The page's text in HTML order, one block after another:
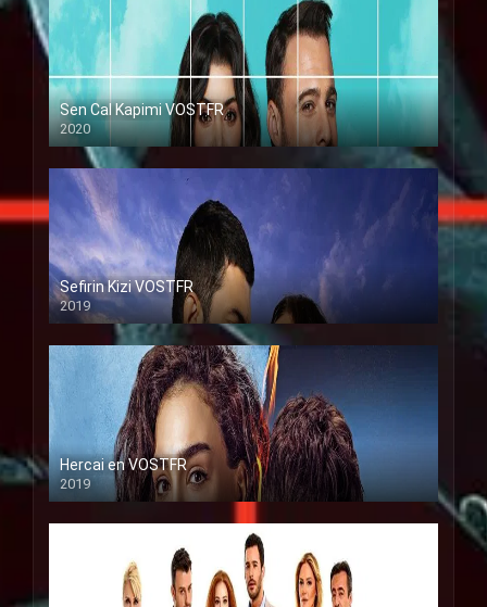
Sen Cal Kapimi VOSTFR
2020
Sefirin Kizi VOSTFR
2019
Hercai en VOSTFR
2019